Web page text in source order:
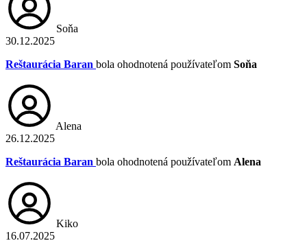
Soňa
30.12.2025
Reštaurácia Baran bola ohodnotená používateľom Soňa
Alena
26.12.2025
Reštaurácia Baran bola ohodnotená používateľom Alena
Kiko
16.07.2025